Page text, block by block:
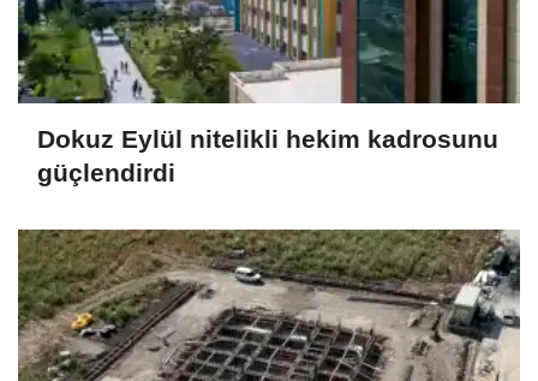
Dokuz Eylül nitelikli hekim kadrosunu
güçlendirdi